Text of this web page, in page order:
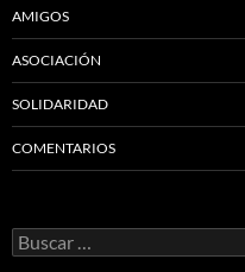
AMIGOS
ASOCIACIÓN
SOLIDARIDAD
COMENTARIOS
Buscar: